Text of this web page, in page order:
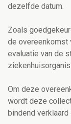
dezelfde datum.
Zoals
de overeenkomst
evaluatie van de
Om deze
wordt deze
bindend